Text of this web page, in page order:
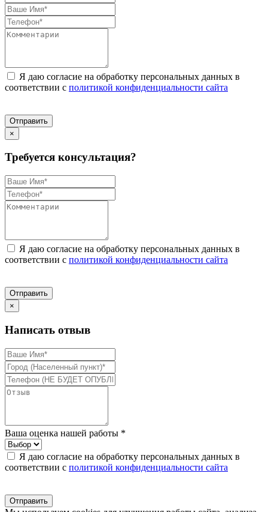
Я даю согласие на обработку персональных данных в
соответствии с политикой конфиденциальности сайта
Отправить
×
Требуется консультация?
Я даю согласие на обработку персональных данных в
соответствии с политикой конфиденциальности сайта
Отправить
×
Написать отвыв
Ваша оценка нашей работы *
Я даю согласие на обработку персональных данных в
соответствии с политикой конфиденциальности сайта
Отправить